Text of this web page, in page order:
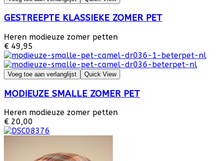
GESTREEPTE KLASSIEKE ZOMER PET
Heren modieuze zomer petten
€ 49,95
Voeg toe aan verlanglijst Quick View
MODIEUZE SMALLE ZOMER PET
Heren modieuze zomer petten
€ 20,00